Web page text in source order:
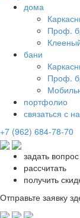
дома
Проф.
бани
Проф.
портфолио
связаться с
+7 (962) 684-78-70
задать вопрос
рассчитать
получить
Отправьте заявку